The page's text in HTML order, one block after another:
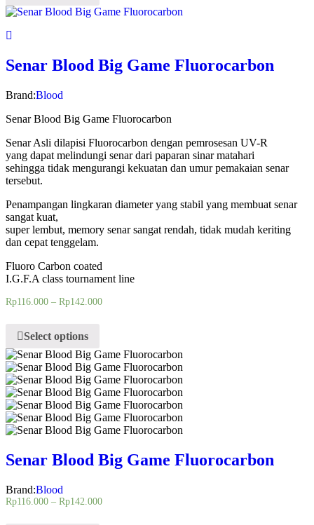
Senar Blood Big Game Fluorocarbon
Brand:Blood
Senar Blood Big Game Fluorocarbon
Senar Asli dilapisi Fluorocarbon dengan pemrosesan UV-R
yang dapat melindungi senar dari paparan sinar matahari
sehingga tidak mengurangi kekuatan dan umur pemakaian senar
tersebut.
Penampangan lingkaran diameter yang stabil yang membuat senar
sangat kuat,
super lembut, memory senar sangat rendah, tidak mudah keriting
dan cepat tenggelam.
Fluoro Carbon coated
I.G.F.A class tournament line
Rp116.000 – Rp142.000
Select options
Senar Blood Big Game Fluorocarbon
Brand:Blood
Rp116.000 – Rp142.000